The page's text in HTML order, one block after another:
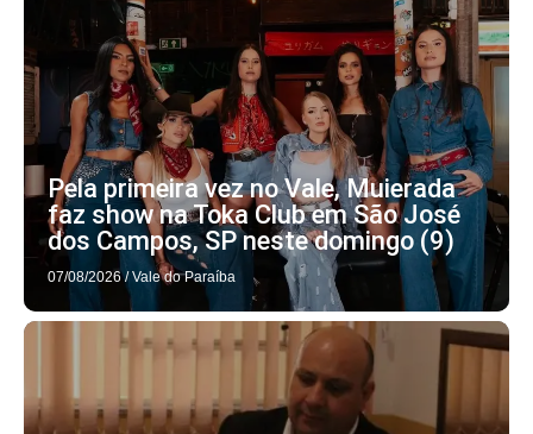
Pela primeira vez no Vale, Muierada
faz show na Toka Club em São José
dos Campos, SP neste domingo (9)
07/08/2026 / Vale do Paraíba